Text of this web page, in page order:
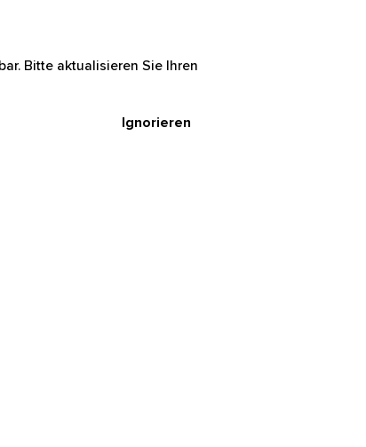
Bitte aktualisieren Sie Ihren
Ignorieren